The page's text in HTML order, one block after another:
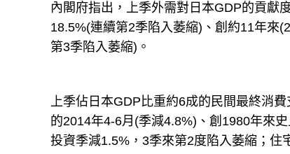
內閣府指出，上季外需對日本GDP的貢獻
18.5%(連續第2季陷入萎縮)、創約11年來
第3季陷入萎縮)。
上季佔日本GDP比重約6成的民間最終消
的2014年4-6月(季減4.8%)、創1980年來
投資季減1.5%，3季來第2度陷入萎縮；住